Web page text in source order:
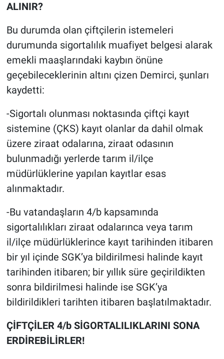
ALINIR?
Bu durumda olan çiftçilerin istemeleri
durumunda sigortalılık muafiyet belgesi alarak
emekli maaşlarındaki kaybın önüne
geçebileceklerinin altını çizen Demirci, şunları
kaydetti:
-Sigortalı olunması noktasında çiftçi kayıt
sistemine (ÇKS) kayıt olanlar da dahil olmak
üzere ziraat odalarına, ziraat odasının
bulunmadığı yerlerde tarım il/ilçe
müdürlüklerine yapılan kayıtlar esas
alınmaktadır.
-Bu vatandaşların 4/b kapsamında
sigortalılıkları ziraat odalarınca veya tarım
il/ilçe müdürlüklerince kayıt tarihinden itibaren
bir yıl içinde SGK’ya bildirilmesi halinde kayıt
tarihinden itibaren; bir yıllık süre geçirildikten
sonra bildirilmesi halinde ise SGK’ya
bildirildikleri tarihten itibaren başlatılmaktadır.
ÇİFTÇİLER 4/b SİGORTALILIKLARINI SONA
ERDİREBİLİRLER!